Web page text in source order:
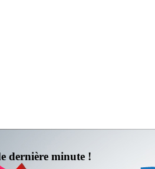
dernière minute !